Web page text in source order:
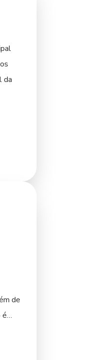
da
de
é